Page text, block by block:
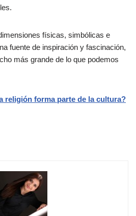
físicas, simbólicas e
fuente de inspiración y fascinación,
más grande de lo que podemos
religión forma parte de la cultura?